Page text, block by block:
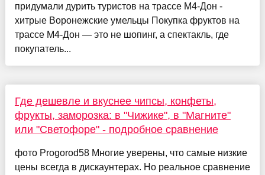
придумали дурить туристов на трассе М4-Дон -
хитрые Воронежские умельцы Покупка фруктов на
трассе М4-Дон — это не шопинг, а спектакль, где
покупатель...
Где дешевле и вкуснее чипсы, конфеты,
фрукты, заморозка: в "Чижике", в "Магните"
или "Светофоре" - подробное сравнение
фото Progorod58 Многие уверены, что самые низкие
цены всегда в дискаунтерах. Но реальное сравнение